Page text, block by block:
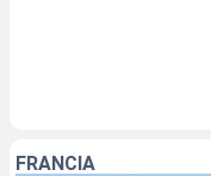
FRANCIA